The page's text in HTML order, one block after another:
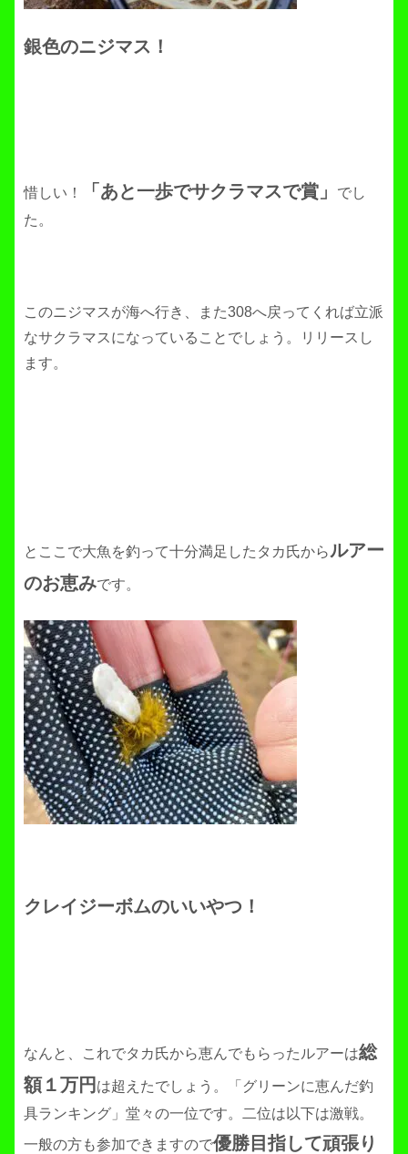
銀色のニジマス！
惜しい！ 「あと一歩でサクラマスで賞」
でし
た。
このニジマスが海へ行き、また308へ戻ってくれば立派
なサクラマスになっていることでしょう。リリースし
ます。
とここで大魚を釣って十分満足したタカ氏から ルアー
のお恵みです。
クレイジーボムのいいやつ！
なんと、これでタカ氏から恵んでもらったルアーは総
額１万円 は超えたでしょう。「グリーンに恵んだ釣
具ランキング」堂々の一位です。二位は以下は激戦。
一般の方も参加できますので優勝目指して頑張り